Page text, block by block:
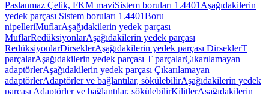
Paslanmaz Çelik, FKM maviSistem boruları 1.4401 Aşağıdakilerin
yedek parçası Sistem boruları 1.4401Boru
nipelleriMuflarAşağıdakilerin yedek parçası
MuflarRedüksiyonlarAşağıdakilerin yedek parçası
RedüksiyonlarDirseklerAşağıdakilerin yedek parçası DirseklerT
parçalarAşağıdakilerin yedek parçası T parçalarÇıkarılamayan
adaptörlerAşağıdakilerin yedek parçası Çıkarılamayan
adaptörlerAdaptörler ve bağlantılar, sökülebilirAşağıdakilerin yedek
parçası Adaptörler ve bağlantılar, sökülebilirKilitlerAşağıdakilerin